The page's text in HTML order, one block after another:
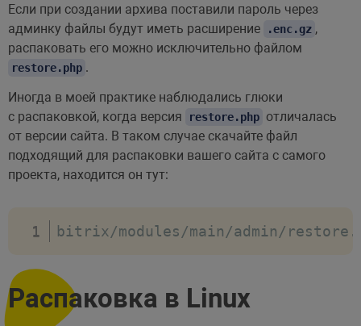
Если при создании архива поставили пароль через
админку файлы будут иметь расширение
.enc.gz ,
распаковать его можно исключительно файлом
restore.php .
Иногда в моей практике наблюдались глюки
с распаковкой, когда версия
restore.php отличалась
от версии сайта. В таком случае скачайте файл
подходящий для распаковки вашего сайта с самого
проекта, находится он тут:
bitrix/modules/main/admin/ restore .
Распаковка в Linux